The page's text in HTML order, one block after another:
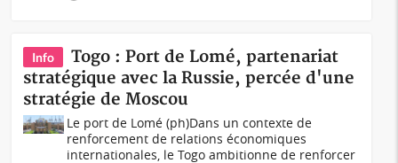
Info
Togo : Port de Lomé, partenariat
stratégique avec la Russie, percée d'une
stratégie de Moscou
Le port de Lomé (ph)Dans un contexte de
renforcement de relations économiques
internationales, le Togo ambitionne de renforcer